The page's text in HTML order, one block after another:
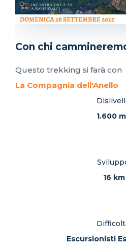
Con chi
Questo trekking si farà con
La Compagnia dell'Anello
1.600
16 km
Escursionisti